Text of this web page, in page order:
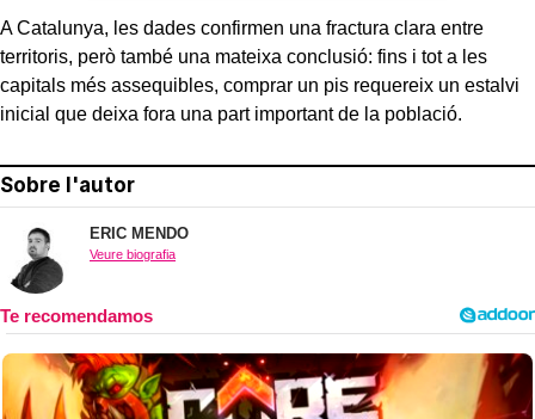
A Catalunya, les dades confirmen una fractura clara entre
territoris, però també una mateixa conclusió: fins i tot a les
capitals més assequibles, comprar un pis requereix un estalvi
inicial que deixa fora una part important de la població.
Sobre l'autor
ERIC MENDO
Veure biografia